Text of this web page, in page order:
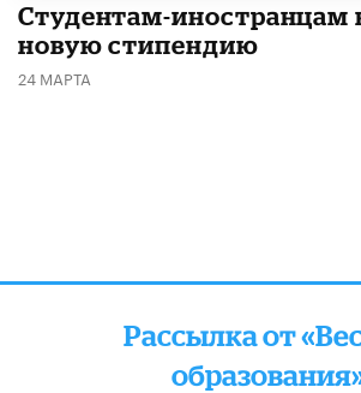
Студентам-иностранцам
новую стипендию
24 МАРТА
Рассылка от